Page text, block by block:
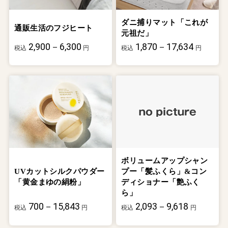
通販生活のフジヒート
税込 2,900－6,300 円
ダニ捕りマット「これが
元祖だ」
税込 1,870－17,634 円
UVカットシルクパウダー
「黄金まゆの絹粉」
税込 700－15,843 円
ボリュームアップシャン
プー「髪ふくら」&コン
ディショナー「艶ふく
ら」
税込 2,093－9,618 円